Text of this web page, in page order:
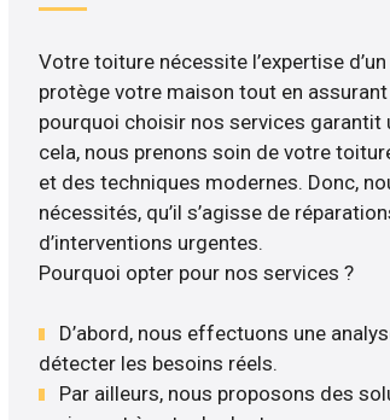
Votre toiture nécessite l’expertise
protège votre maison tout en
pourquoi choisir nos services garantit
cela, nous prenons soin de votre
et des techniques modernes. Donc,
nécessités, qu’il s’agisse de
d’interventions urgentes.
Pourquoi opter pour nos services ?
D’abord, nous effectuons une
détecter les besoins réels.
Par ailleurs, nous proposons des